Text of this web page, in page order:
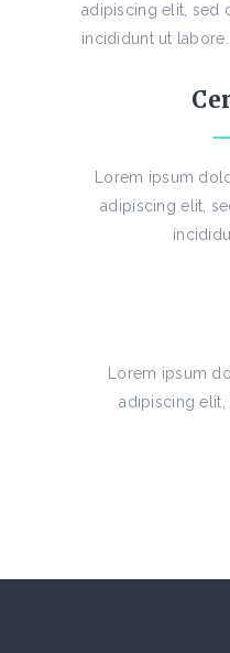
adipiscing elit, sed
incididunt ut labore.
Lorem ipsum
adipiscing elit,
Lorem ipsum
adipiscing